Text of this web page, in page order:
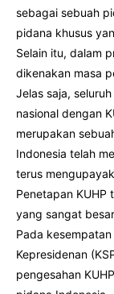
sebagai sebuah
pidana khusus
Selain itu, dalam
dikenakan masa
Jelas saja,
nasional dengan
merupakan
Indonesia telah
terus
Penetapan KUHP
yang sangat
Pada
Kepresidenan
pengesahan